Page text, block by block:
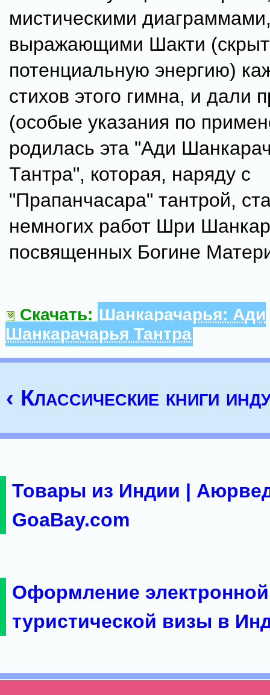
мистическими
выражающими Шакти
потенциальную энергию)
стихов этого гимна, и дали
(особые указания по
родилась эта "Ади
Тантра", которая, наряду с
"Прапанчасара" тантрой,
немногих работ Шри
посвященных Богине
Скачать: Шанкарачарья: Ади
Шанкарачарья Тантра
‹ Классические книги
Товары из Индии |
GoaBay.com
Оформление электронной
туристической визы в